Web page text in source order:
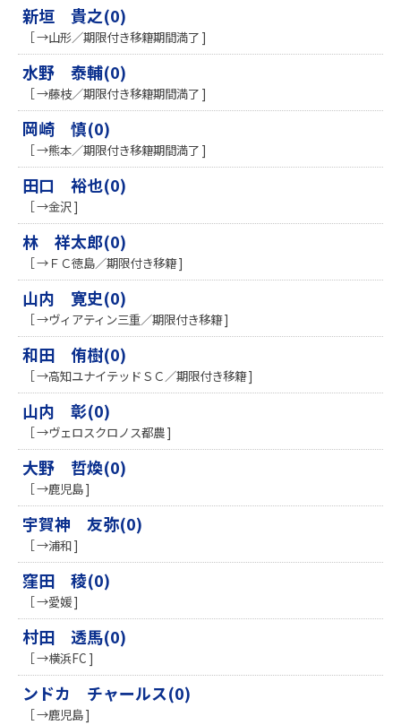
新垣 貴之(0)
［ →山形／期限付き移籍期間満了 ]
水野 泰輔(0)
［ →藤枝／期限付き移籍期間満了 ]
岡崎 慎(0)
［ →熊本／期限付き移籍期間満了 ]
田口 裕也(0)
［ →金沢 ]
林 祥太郎(0)
［ →ＦＣ徳島／期限付き移籍 ]
山内 寛史(0)
［ →ヴィアティン三重／期限付き移籍 ]
和田 侑樹(0)
［ →高知ユナイテッドＳＣ／期限付き移籍 ]
山内 彰(0)
［ →ヴェロスクロノス都農 ]
大野 哲煥(0)
［ →鹿児島 ]
宇賀神 友弥(0)
［ →浦和 ]
窪田 稜(0)
［ →愛媛 ]
村田 透馬(0)
［ →横浜FC ]
ンドカ チャールス(0)
［ →鹿児島 ]